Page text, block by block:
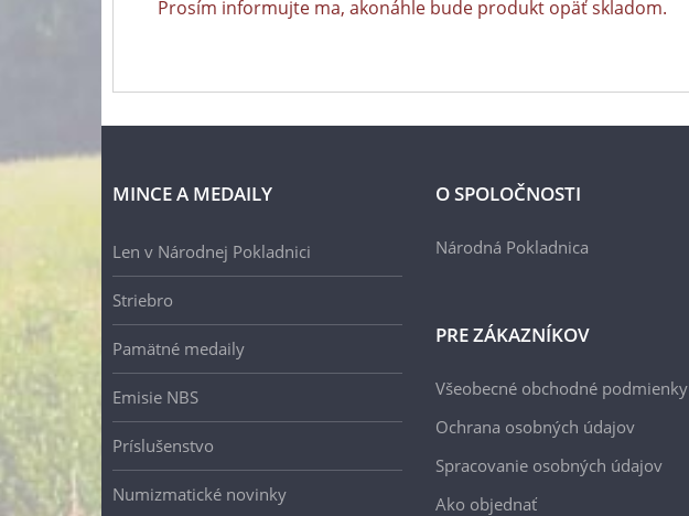
Prosím informujte ma, akonáhle bude produkt opäť skladom.
MINCE A MEDAILY
Len v Národnej Pokladnici
Striebro
Pamätné medaily
Emisie NBS
Príslušenstvo
Numizmatické novinky
O SPOLOČNOSTI
Národná Pokladnica
PRE ZÁKAZNÍKOV
Všeobecné obchodné podmienky
Ochrana osobných údajov
Spracovanie osobných údajov
Ako objednať